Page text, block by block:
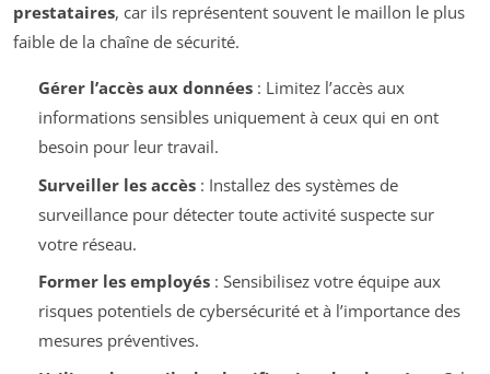
prestataires, car ils représentent souvent le maillon le plus
faible de la chaîne de sécurité.
Gérer l’accès aux données: Limitez l’accès aux
informations sensibles uniquement à ceux qui en ont
besoin pour leur travail.
Surveiller les accès: Installez des systèmes de
surveillance pour détecter toute activité suspecte sur
votre réseau.
Former les employés: Sensibilisez votre équipe aux
risques potentiels de cybersécurité et à l’importance des
mesures préventives.